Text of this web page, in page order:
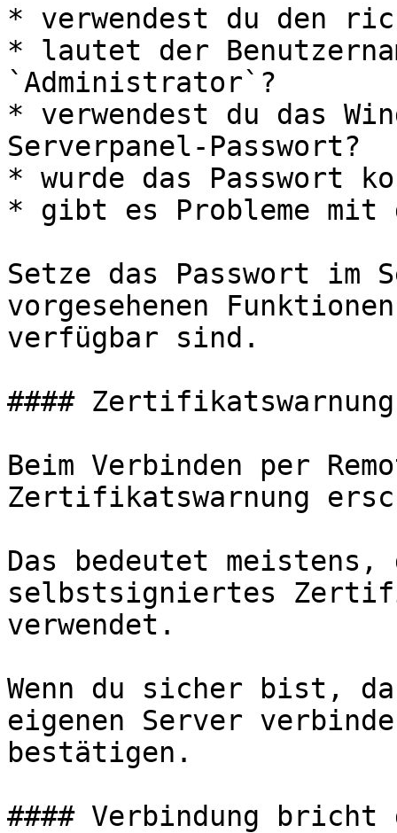
* verwendest du den
* lautet der
`Administrator`?
* verwendest du das
Serverpanel-Passwort?
* wurde das Passwort
* gibt es Probleme mit
Setze das Passwort im
vorgesehenen
verfügbar sind.
####
Beim Verbinden per
Zertifikatswarnung
Das bedeutet meistens,
selbstsigniertes
verwendet.
Wenn du sicher bist,
eigenen Server
bestätigen.
#### Verbindung